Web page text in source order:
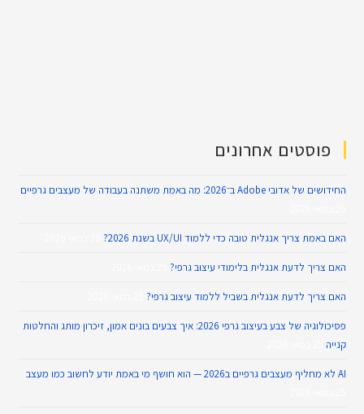
פוסטים אחרונים
החידושים של אדובי Adobe ב־2026: מה באמת משתנה בעבודה של מעצבים גרפיים
האם באמת צריך אנגלית טובה כדי ללמוד UX/UI בשנת 2026?
האם צריך לדעת אנגלית בלימודי עיצוב גרפי?
האם צריך לדעת אנגלית בשביל ללמוד עיצוב גרפי?
פסיכולוגיה של צבע בעיצוב גרפי 2026: איך צבעים בונים אמון, זיכרון מותג והחלטות
קנייה
AI לא מחליף מעצבים גרפיים ב2026 — הוא חושף מי באמת יודע לחשוב כמו מעצב